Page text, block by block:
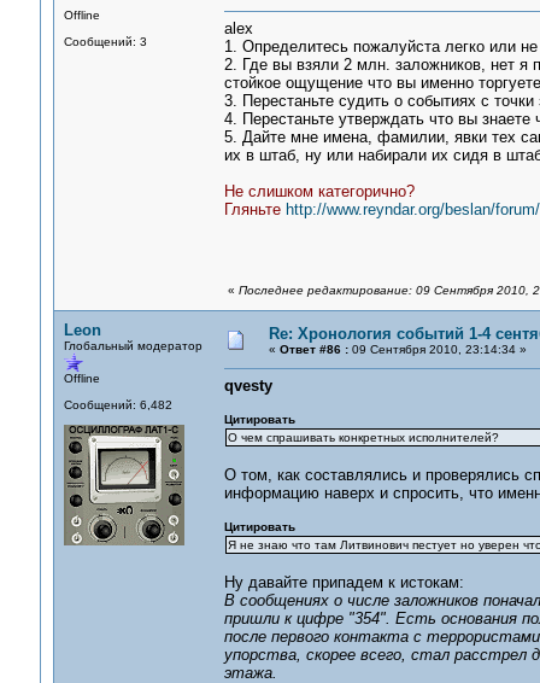
Offline
Сообщений: 3
alex
1. Определитесь пожалуйста легко или
2. Где вы взяли 2 млн. заложников, нет
стойкое ощущение что вы именно
3. Перестаньте судить о событиях с
4. Перестаньте утверждать что вы
5. Дайте мне имена, фамилии, явки тех
их в штаб, ну или набирали их сидя в
Не слишком категорично?
Гляньте http://www.reyndar.org/beslan/
« Последнее редактирование: 09 Сентября 2010,
Leon
Глобальный модератор
Offline
Сообщений: 6,482
Re: Хронология событий 1-4
« Ответ #86 :09 Сентября 2010, 23:14:34 »
qvesty
Цитировать
О чем спрашивать конкретных исполнителей?
О том, как составлялись и проверялись
информацию наверх и спросить, что
Цитировать
Я не знаю что там Литвинович пестует но уверен
Ну давайте припадем к истокам:
В сообщениях о числе заложников
пришли к цифре "354". Есть основания
после первого контакта с
упорства, скорее всего, стал расстрел
этажа.